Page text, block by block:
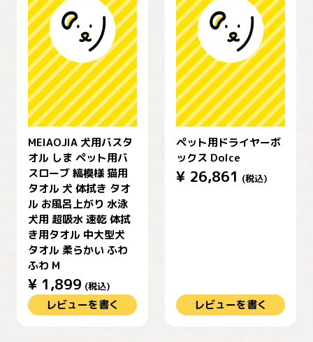
MEIAOJIA 犬用バスタ
オル しま ペット用バ
スローブ 縞模様 猫用
タオル 犬 体拭き タオ
ル お風呂上がり 水泳
犬用 超吸水 速乾 体拭
き用タオル 中大型犬
タオル 柔らかい ふわ
ふわ M
¥ 1,899 (税込)
レビューを書く
ペット用ドライヤーボ
ックス Dolce
¥ 26,861 (税込)
レビューを書く